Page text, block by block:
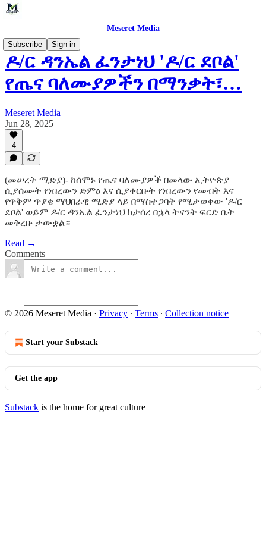
Meseret Media
Subscribe
Sign in
ዶ/ር ዳንኤል ፈንታነህ 'ዶ/ር ደቦል'
የጤና ባለሙያዎችን በማንቃት፣…
Meseret Media
Jun 28, 2025
4
(መሠረት ሚድያ)- ከሰሞኑ የጤና ባለሙያዎች በመላው ኢትዮጵያ
ሲያሰሙት የነበረውን ድምፅ እና ሲያቀርቡት የነበረውን የመብት እና
የጥቅም ጥያቄ ማህበራዊ ሚድያ ላይ በማስተጋባት የሚታወቀው 'ዶ/ር
ደቦል' ወይም ዶ/ር ዳንኤል ፈንታነህ ከታሰረ በኋላ ትናንት ፍርድ ቤት
መቅረቡ ታውቋል።
Read →
Comments
© 2026 Meseret Media · Privacy ∙ Terms ∙ Collection notice
Start your Substack
Get the app
Substack is the home for great culture